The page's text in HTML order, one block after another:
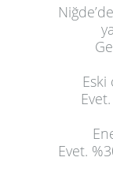
Eski
Evet.